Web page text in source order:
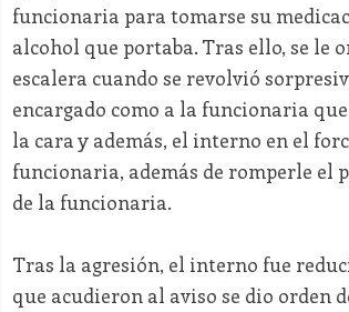
funcionaria para tomarse su
alcohol que portaba. Tras ello, se le
escalera cuando se revolvió
encargado como a la funcionaria
la cara y además, el interno en el
funcionaria, además de romperle el
de la funcionaria.
Tras la agresión, el interno fue
que acudieron al aviso se dio orden